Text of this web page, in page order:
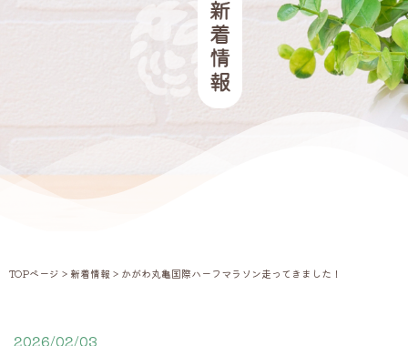
TOPページ > 新着情報 > かがわ丸亀国際ハーフマラソン走ってきました！
2026/02/03